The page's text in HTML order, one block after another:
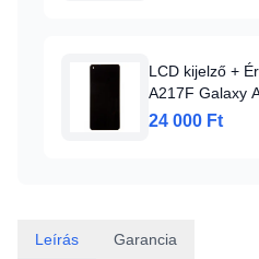
LCD kijelző +
A217F Galaxy
Pack)
24 000 Ft
Leírás Garancia